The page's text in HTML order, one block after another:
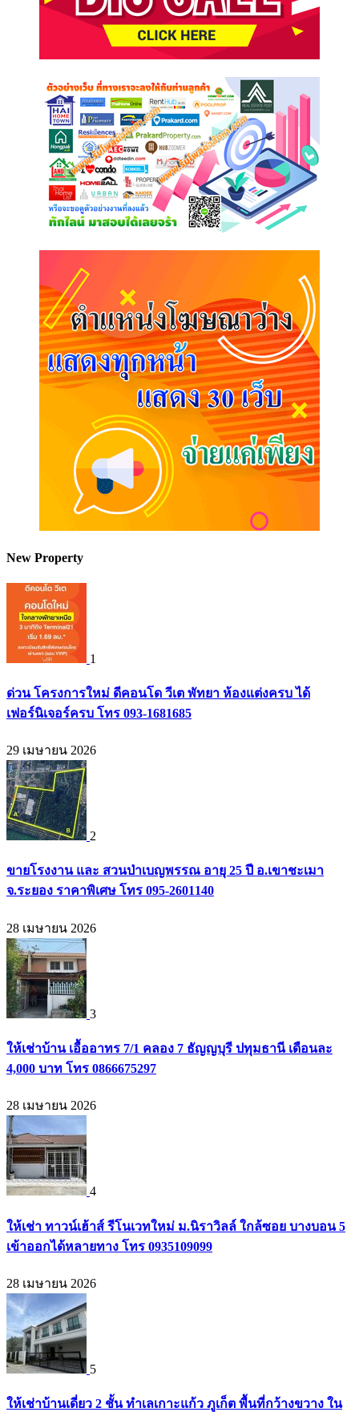
New Property
1
ด่วน โครงการใหม่ ดีคอนโด วีเต พัทยา ห้องแต่งครบ ได้
เฟอร์นิเจอร์ครบ โทร 093-1681685
29 เมษายน 2026
2
ขายโรงงาน และ สวนป่าเบญพรรณ อายุ 25 ปี อ.เขาชะเมา
จ.ระยอง ราคาพิเศษ โทร 095-2601140
28 เมษายน 2026
3
ให้เช่าบ้าน เอื้ออาทร 7/1 คลอง 7 ธัญญบุรี ปทุมธานี เดือนละ
4,000 บาท โทร 0866675297
28 เมษายน 2026
4
ให้เช่า ทาวน์เฮ้าส์ รีโนเวทใหม่ ม.นิราวิลล์ ใกล้ซอย บางบอน 5
เข้าออกได้หลายทาง โทร 0935109099
28 เมษายน 2026
5
ให้เช่าบ้านเดี่ยว 2 ชั้น ทำเลเกาะแก้ว ภูเก็ต พื้นที่กว้างขวาง ใน